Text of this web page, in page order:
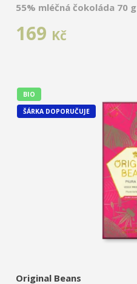
55% mléčná čokoláda 70 g
169 Kč
BIO
ŠÁRKA DOPORUČUJE
Original Beans